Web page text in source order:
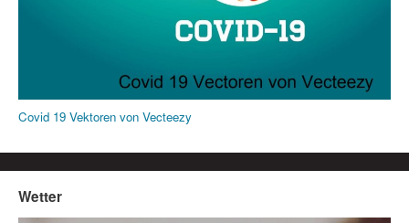
Covid 19 Vektoren von Vecteezy
Wetter